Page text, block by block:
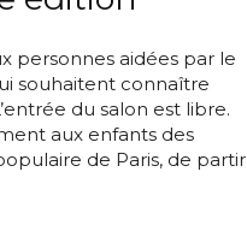
personnes aidées par le
souhaitent connaître
du salon est libre.
aux enfants des
de Paris, de partir